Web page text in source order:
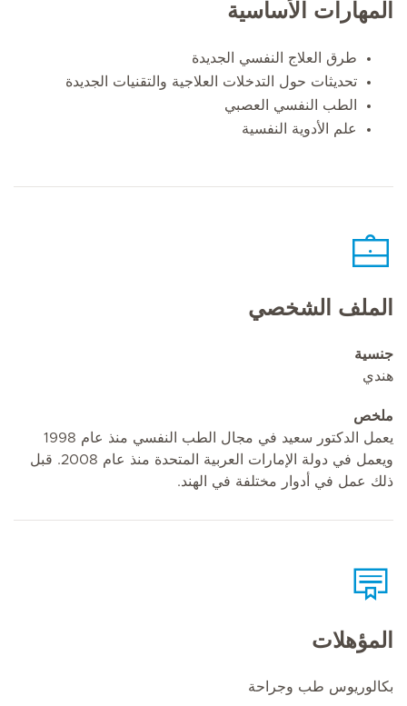
المهارات الأساسية
طرق العلاج النفسي الجديدة
تحديثات حول التدخلات العلاجية والتقنيات الجديدة
الطب النفسي العصبي
علم الأدوية النفسية
الملف الشخصي
جنسية
هندي
ملخص
يعمل الدكتور سعيد في مجال الطب النفسي منذ عام 1998
ويعمل في دولة الإمارات العربية المتحدة منذ عام 2008. قبل
ذلك عمل في أدوار مختلفة في الهند.
المؤهلات
بكالوريوس طب وجراحة